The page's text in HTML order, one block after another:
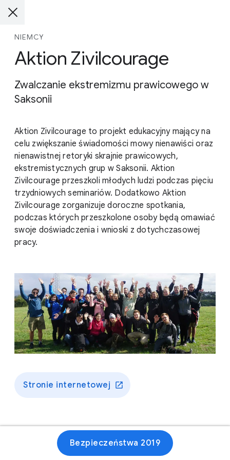
NIEMCY
Aktion Zivilcourage
Zwalczanie ekstremizmu prawicowego w
Saksonii
Aktion Zivilcourage to projekt edukacyjny mający na
celu zwiększanie świadomości mowy nienawiści oraz
nienawistnej retoryki skrajnie prawicowych,
ekstremistycznych grup w Saksonii. Aktion
Zivilcourage przeszkoli młodych ludzi podczas pięciu
trzydniowych seminariów. Dodatkowo Aktion
Zivilcourage zorganizuje doroczne spotkania,
podczas których przeszkolone osoby będą omawiać
swoje doświadczenia i wnioski z dotychczasowej
pracy.
Stronie internetowej
Bezpieczeństwa 2019